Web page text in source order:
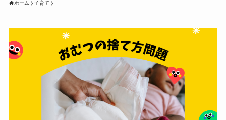
ホーム 子育て